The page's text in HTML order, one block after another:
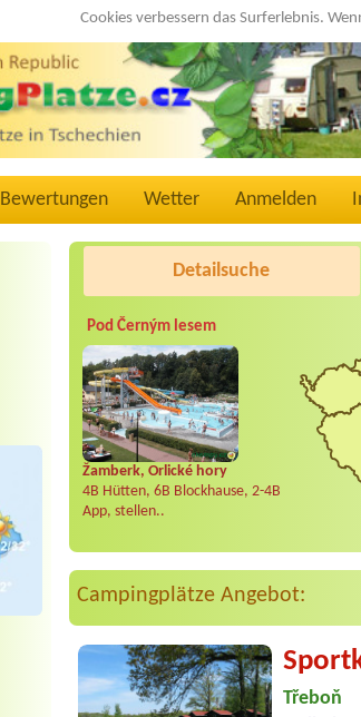
Cookies verbessern das Surferlebnis.
Bewertungen Wetter Anmelden
Detailsuche
Pod Černým lesem
Žamberk, Orlické hory
4B Hütten, 6B Blockhause, 2-4B
App, stellen..
Campingplätze Angebot:
Třeboň